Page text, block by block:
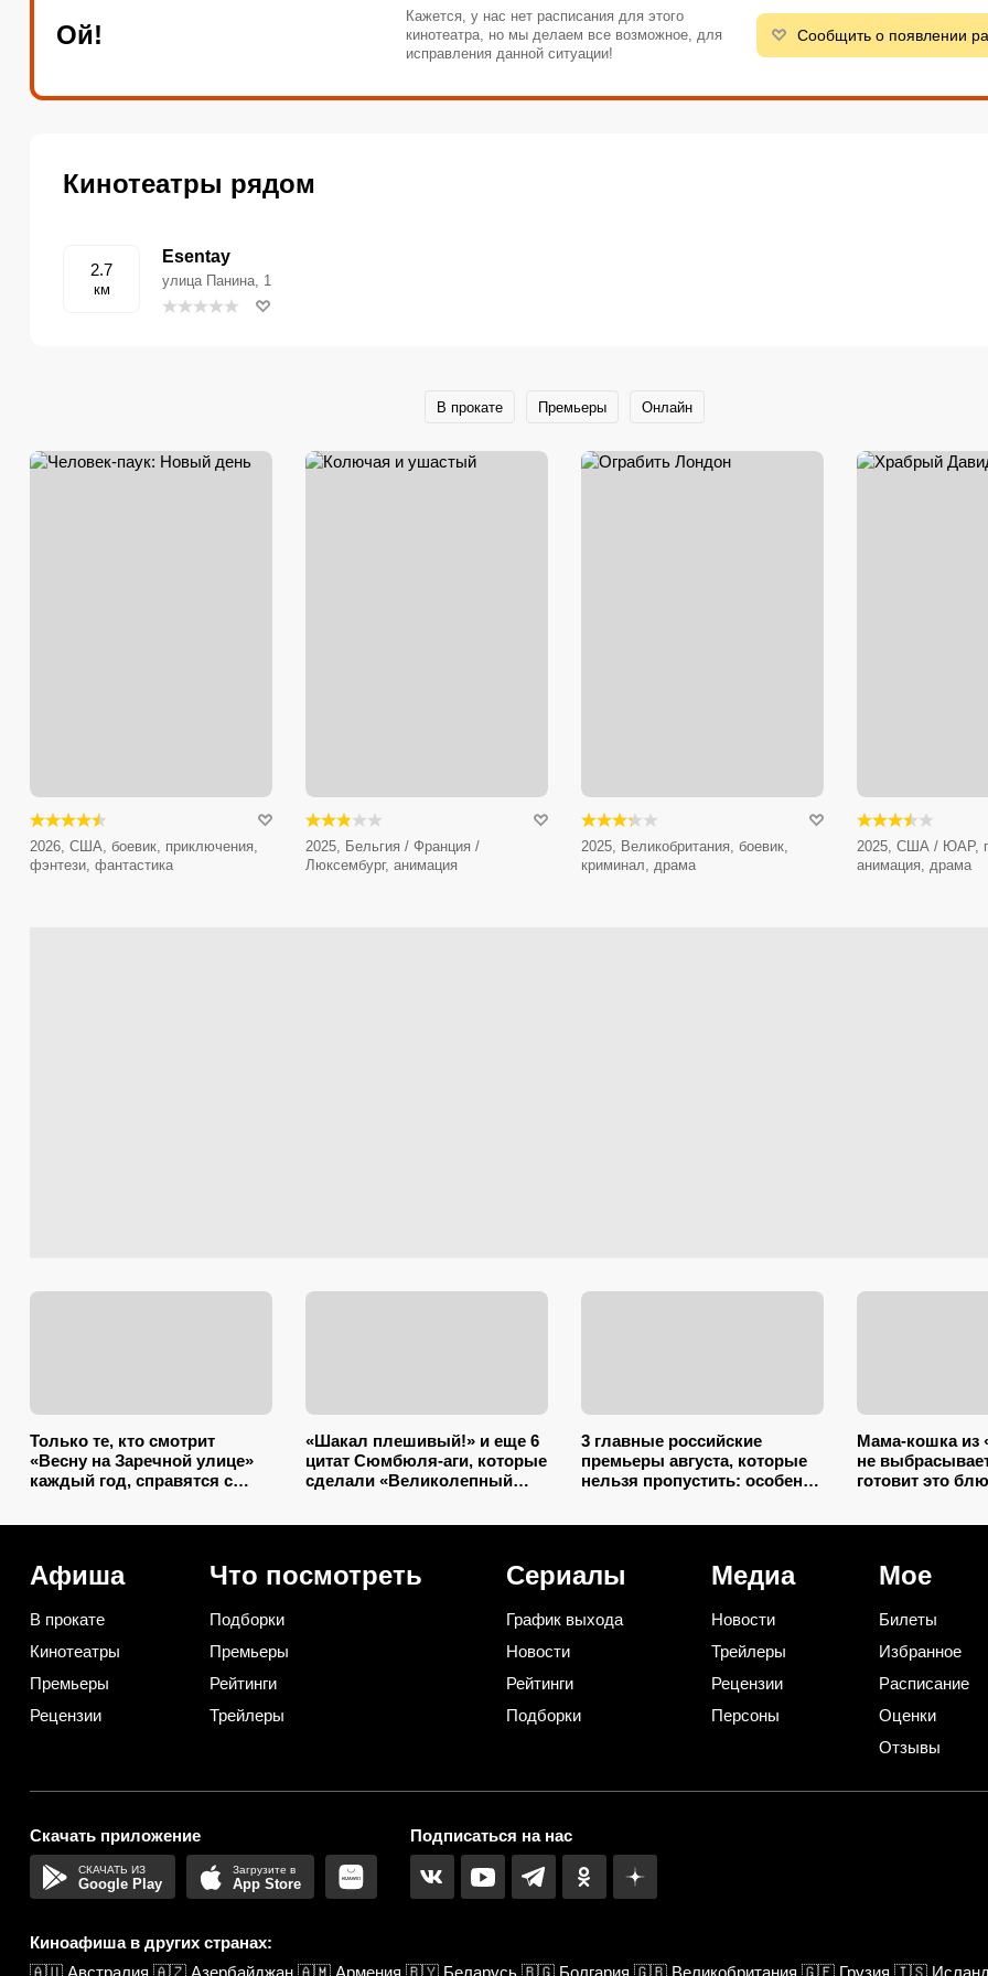
Ой!
Кажется, у нас нет расписания для этого
кинотеатра, но мы делаем все возможное, для
исправления данной ситуации!
Сообщить о появлении
Кинотеатры рядом
2.7
км
Esentay
улица Панина, 1
В прокате Премьеры Онлайн
2026, США, боевик, приключения,
фэнтези, фантастика
2025, Бельгия / Франция /
Люксембург, анимация
2025, Великобритания, боевик,
криминал, драма
2025, США / ЮАР,
анимация, драма
Только те, кто смотрит
«Весну на Заречной улице»
каждый год, справятся с
«Шакал плешивый!» и еще 6
цитат Сюмбюля-аги, которые
сделали «Великолепный
3 главные российские
премьеры августа, которые
нельзя пропустить: особенно
Мама-кошка из
не
готовит это
Афиша
В прокате
Кинотеатры
Премьеры
Рецензии
Что посмотреть
Подборки
Премьеры
Рейтинги
Трейлеры
Сериалы
График выхода
Новости
Рейтинги
Подборки
Медиа
Новости
Трейлеры
Рецензии
Персоны
Мое
Билеты
Избранное
Расписание
Оценки
Отзывы
Скачать приложение
Google Play App Store
Подписаться на нас
Киноафиша в других странах: